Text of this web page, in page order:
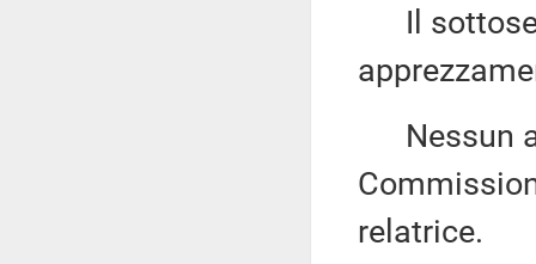
Il
Nessun
relatrice.